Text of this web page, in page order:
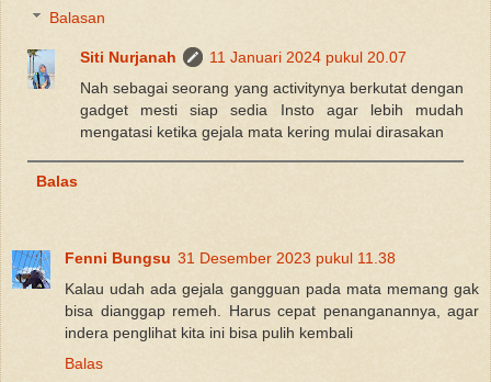
Balasan
Siti Nurjanah
11 Januari 2024 pukul 20.07
Nah sebagai seorang yang activitynya berkutat dengan
gadget mesti siap sedia Insto agar lebih mudah
mengatasi ketika gejala mata kering mulai dirasakan
Balas
Fenni Bungsu 31 Desember 2023 pukul 11.38
Kalau udah ada gejala gangguan pada mata memang gak
bisa dianggap remeh. Harus cepat penanganannya, agar
indera penglihat kita ini bisa pulih kembali
Balas